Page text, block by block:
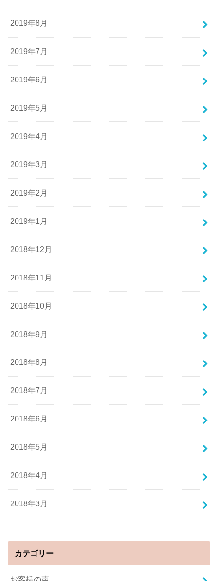
2019年8月
2019年7月
2019年6月
2019年5月
2019年4月
2019年3月
2019年2月
2019年1月
2018年12月
2018年11月
2018年10月
2018年9月
2018年8月
2018年7月
2018年6月
2018年5月
2018年4月
2018年3月
カテゴリー
お客様の声